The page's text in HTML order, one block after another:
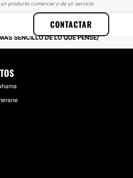
producto comercial o de un servicio.
CONTACTAR
CAPILAR
SENCILLO DE LO QUE PENSÉ